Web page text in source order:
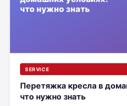
SERVICE
Перетяжка кресла в
что нужно знать